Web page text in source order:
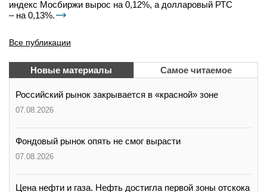
индекс Мосбиржи вырос на 0,12%, а долларовый РТС
– на 0,13%.
Все публикации
Новые материалы Самое читаемое
Российский рынок закрывается в «красной» зоне
07.08.2026
Фондовый рынок опять не смог вырасти
07.08.2026
Цена нефти и газа. Нефть достигла первой зоны отскока